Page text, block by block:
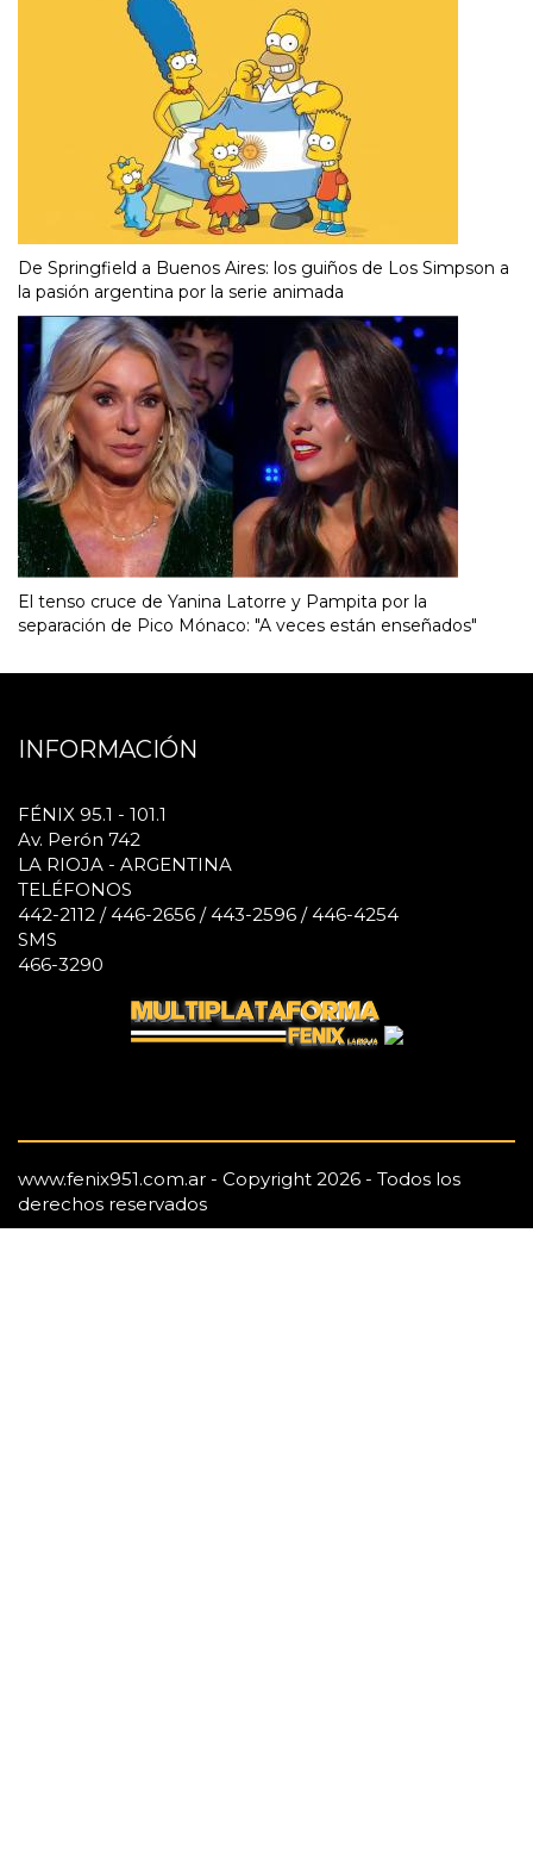
De Springfield a Buenos Aires: los guiños de Los Simpson a
la pasión argentina por la serie animada
El tenso cruce de Yanina Latorre y Pampita por la
separación de Pico Mónaco: "A veces están enseñados"
INFORMACIÓN
FÉNIX 95.1 - 101.1
Av. Perón 742
LA RIOJA - ARGENTINA
TELÉFONOS
442-2112 / 446-2656 / 443-2596 / 446-4254
SMS
466-3290
www.fenix951.com.ar - Copyright 2026 - Todos los
derechos reservados